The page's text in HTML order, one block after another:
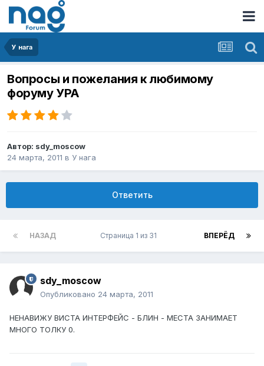
У нага
Вопросы и пожелания к любимому
форуму УРА
Автор: sdy_moscow
24 марта, 2011 в У нага
Ответить
НАЗАД ВПЕРЁД
Страница 1 из 31
sdy_moscow
Опубликовано 24 марта, 2011
НЕНАВИЖУ ВИСТА ИНТЕРФЕЙС - БЛИН - МЕСТА ЗАНИМАЕТ
МНОГО ТОЛКУ 0.